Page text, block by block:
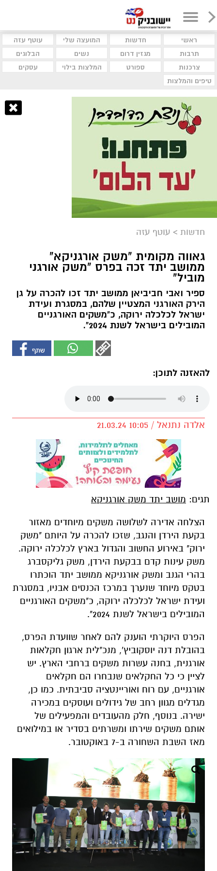
ראשי חדשות המועצה שלי
עוטף עזה
תרבות
מגזין דרום נשים
הבלוגים
צרכנות
ספורט המלצות בילוי
עסקים
טיפים והמלצות
חדשות > עוטף עזה
גאווה מקומית "משק אורגניקא"
ממושב יתד זכה בפרס "משק אורגני
מוביל"
ספיר ואבי חביביאן ממושב יתד זכו להכרה על גן
הירק האורגני המצטיין שלהם, במסגרת ועידת
ישראל לכלכלה ירוקה, כ"משקים האורגניים
המובילים בישראל לשנת 2024".
להאזנה לתוכן:
אלדה נתנאל / 10:05 21.03.24
תגים: מושב יתד משק אורגניקא
הצלחה אדירה לשלושה משקים מיוחדים מאזור
בקעת הירדן והנגב, שזכו להכרה על היותם "משק
ירוק" באירוע החשוב והגדול בארץ לכלכלה ירוקה.
משק עינות קדם בבקעת הירדן, משק גליקסברג
בהרי הגנב ומשק אורגניקא ממושב יתד הוכתרו
בטקס מיוחד שנערך במרכז הכנסים אבניו, במסגרת
ועידת ישראל לכלכלה ירוקה, כ"משקים האורגניים
המובילים בישראל לשנת 2024".
הפרס היוקרתי הוענק להם לאחר שוועדת הפרס,
בהובלת דנה יוסקוביץ', מנכ"לית ארגון חקלאות
אורגנית, בחנה עשרות משקים ברחבי הארץ. יש
לציין כי כל החקלאים שנבחרו הם חקלאים
אורגניים, עם רוח ואוריינטציה סביבתית. כמו כן,
מגדלים מגוון רחב של גידולים ועוסקים במכירה
ישירה. בנוסף, חלק מהעובדים והמפעילים של
אותם משקים שירתו ומשרתים בסדיר או במילואים
מאז השבת השחורה ב-7 באוקטובר.